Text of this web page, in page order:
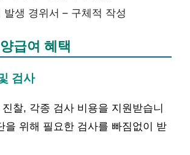
발생 경위서 – 구체적 작성
급여 혜택
검사
찰, 각종 검사 비용을 지원받습니
을 위해 필요한 검사를 빠짐없이 받